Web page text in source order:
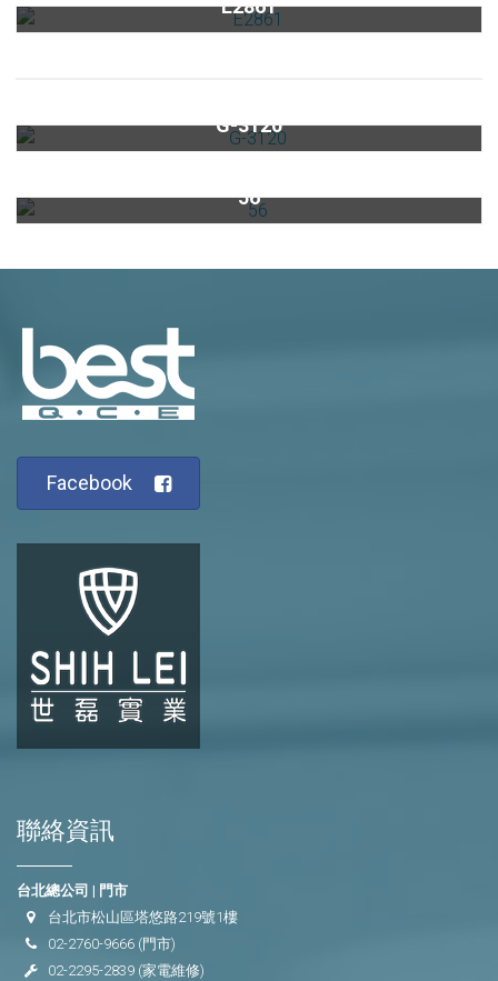
E2861
best排油煙機濾油網專區
G-3120
56
Facebook
聯絡資訊
台北總公司 | 門市
台北市松山區塔悠路219號1樓
02-2760-9666 (門市)
02-2295-2839 (家電維修)